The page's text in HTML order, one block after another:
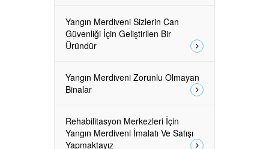
Yangın Merdiveni Sizlerin Can
Güvenliği İçin Geliştirilen Bir
Üründür
Yangın Merdiveni Zorunlu Olmayan
Binalar
Rehabilitasyon Merkezleri İçin
Yangın Merdiveni İmalatı Ve Satışı
Yapmaktayız